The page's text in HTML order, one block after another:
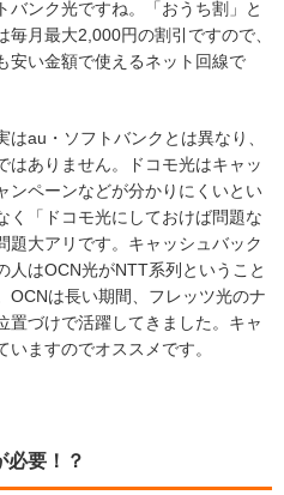
バンク光ですね。「おうち割」と
月最大2,000円の割引ですので、
安い金額で使えるネット回線で
はau・ソフトバンクとは異なり、
はありません。ドコモ光はキャッ
ンペーンなどが分かりにくいとい
く「ドコモ光にしておけば問題な
題大アリです。キャッシュバック
人はOCN光がNTT系列ということ
OCNは長い期間、フレッツ光のナ
置づけで活躍してきました。キャ
ますのでオススメです。
必要！？